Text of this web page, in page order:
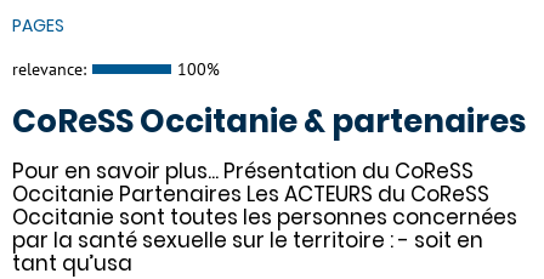
PAGES
relevance: 100%
CoReSS Occitanie & partenaires
Pour en savoir plus... Présentation du CoReSS
Occitanie Partenaires Les ACTEURS du CoReSS
Occitanie sont toutes les personnes concernées
par la santé sexuelle sur le territoire : - soit en
tant qu’usa